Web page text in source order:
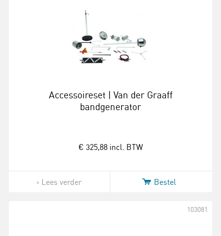
Accessoireset | Van der Graaff
bandgenerator
€ 325,88 incl. BTW
Lees verder Bestel
103081